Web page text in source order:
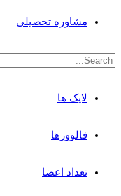
مشاوره تحصیلی
لایک ها
فالوورها
تعداد اعضا